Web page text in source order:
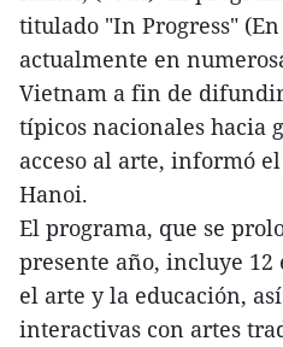
titulado "In Progress"
actualmente en
Vietnam a fin de
típicos nacionales hacia
acceso al arte, informó
Hanoi.
El programa, que se
presente año, incluye
el arte y la educación,
interactivas con artes